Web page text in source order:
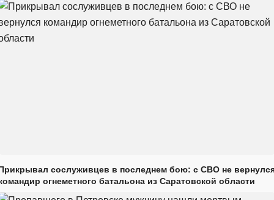
сослуживцев в последнем бою: с СВО не
огнеметного батальона из Саратовской области